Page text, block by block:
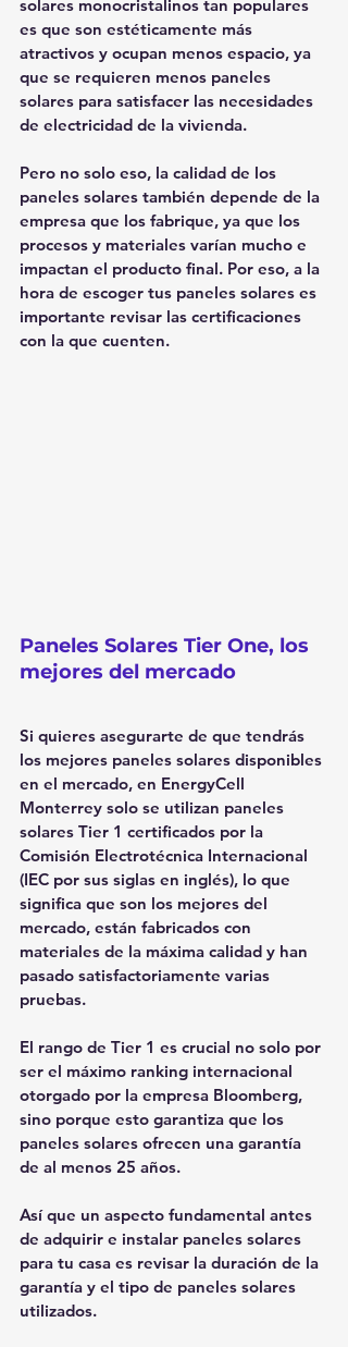
solares monocristalinos tan populares
es que son estéticamente más
atractivos y ocupan menos espacio, ya
que se requieren menos paneles
solares para satisfacer las necesidades
de electricidad de la vivienda.
Pero no solo eso, la calidad de los
paneles solares también depende de la
empresa que los fabrique, ya que los
procesos y materiales varían mucho e
impactan el producto final. Por eso, a la
hora de escoger tus paneles solares es
importante revisar las certificaciones
con la que cuenten.
Paneles Solares Tier One, los
mejores del mercado
Si quieres asegurarte de que tendrás
los mejores paneles solares disponibles
en el mercado, en EnergyCell
Monterrey solo se utilizan paneles
solares Tier 1 certificados por la
Comisión Electrotécnica Internacional
(IEC por sus siglas en inglés), lo que
significa que son los mejores del
mercado, están fabricados con
materiales de la máxima calidad y han
pasado satisfactoriamente varias
pruebas.
El rango de Tier 1 es crucial no solo por
ser el máximo ranking internacional
otorgado por la empresa Bloomberg,
sino porque esto garantiza que los
paneles solares ofrecen una garantía
de al menos 25 años.
Así que un aspecto fundamental antes
de adquirir e instalar paneles solares
para tu casa es revisar la duración de la
garantía y el tipo de paneles solares
utilizados.